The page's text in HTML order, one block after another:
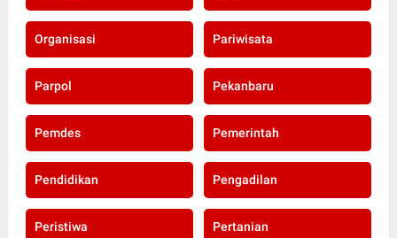
Organisasi Pariwisata
Parpol Pekanbaru
Pemdes Pemerintah
Pendidikan Pengadilan
Peristiwa Pertanian